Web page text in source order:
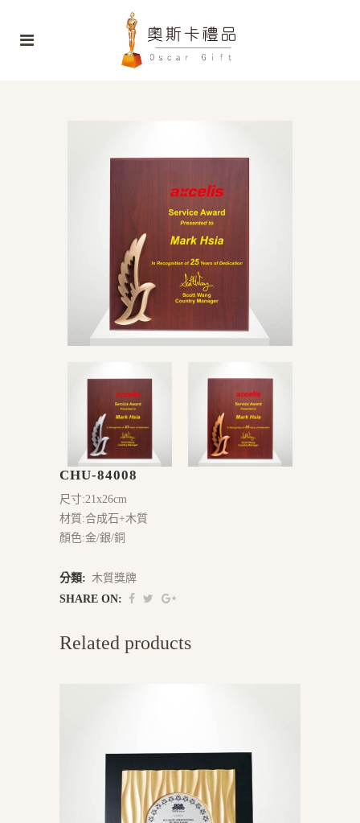
CHU-84008
尺寸:21x26cm
材質:合成石+木質
顏色:金/銀/銅
分類: 木質獎牌
SHARE ON:
Related products